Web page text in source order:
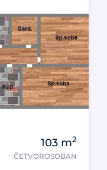
103 m2
ČETVOROSOBAN